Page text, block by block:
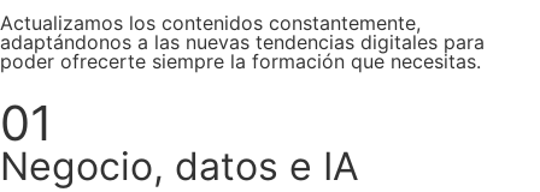
Actualizamos los contenidos constantemente,
adaptándonos a las nuevas tendencias digitales para
poder ofrecerte siempre la formación que necesitas.
01
Negocio, datos e IA